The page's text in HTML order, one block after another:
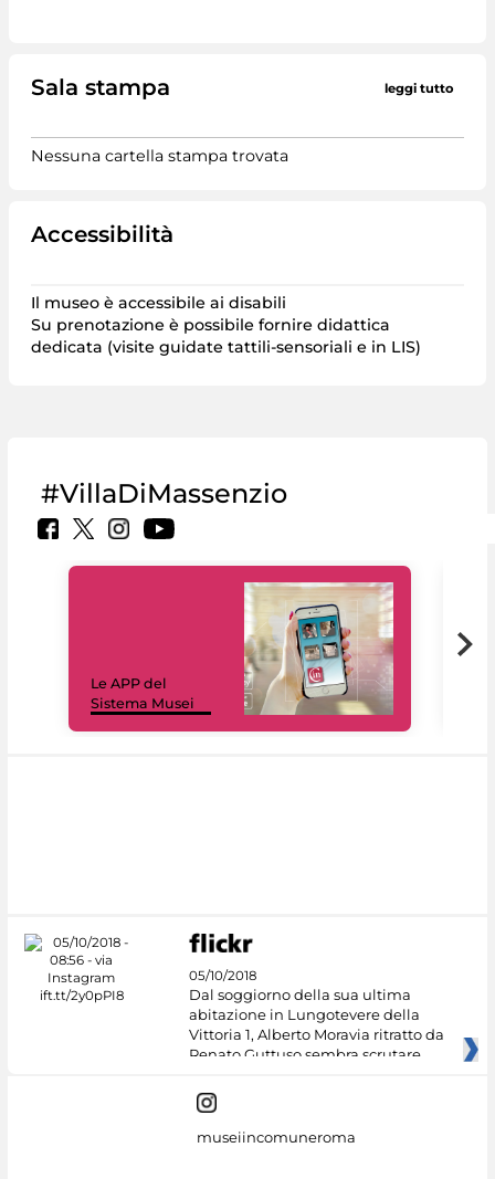
Sala stampa leggi tutto
Nessuna cartella stampa trovata
Accessibilità
Il museo è accessibile ai disabili
Su prenotazione è possibile fornire didattica
dedicata (visite guidate tattili-sensoriali e in LIS)
#VillaDiMassenzio
Le APP del
Sistema Musei
05/10/2018
Dal soggiorno della sua ultima
abitazione in Lungotevere della
Vittoria 1, Alberto Moravia ritratto da
Renato Guttuso sembra scrutare
museiincomuneroma